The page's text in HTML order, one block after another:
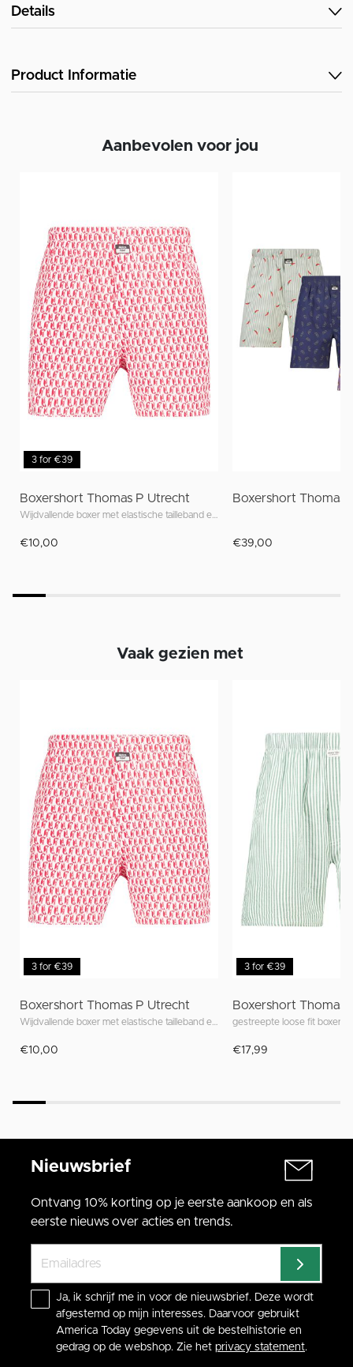
Details
Product Informatie
Aanbevolen voor jou
3 for €39
Boxershort Thomas P Utrecht
€10,00
Boxershort Thomas
€39,00
Vaak gezien met
3 for €39
Boxershort Thomas P Utrecht
Wijdvallende boxer met elastische tailleband en unieke prints geïnspireerd op Utrecht
€10,00
3 for €39
Boxershort Thomas
gestreepte loose fit
€17,99
Nieuwsbrief
Ontvang 10% korting op je eerste aankoop en als
eerste nieuws over acties en trends.
Ja, ik schrijf me in voor de nieuwsbrief. Deze wordt
afgestemd op mijn interesses. Daarvoor gebruikt
America Today gegevens uit de bestelhistorie en
gedrag op de webshop. Zie het privacy statement.